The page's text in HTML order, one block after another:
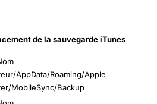
de la sauvegarde iTunes
AppData/Roaming/Apple
MobileSync/Backup